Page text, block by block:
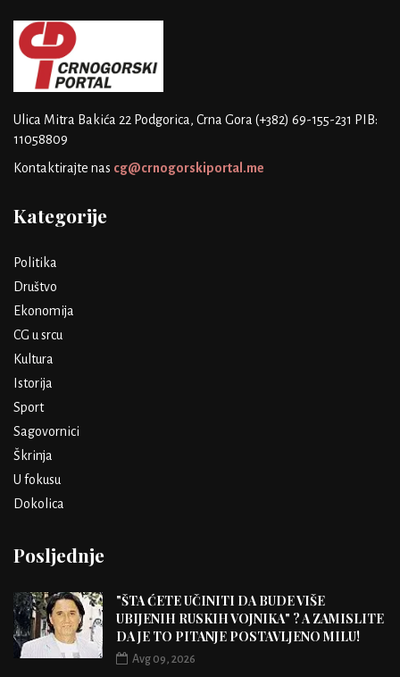
Ulica Mitra Bakića 22 Podgorica, Crna Gora (+382) 69-155-231 PIB:
11058809
Kontaktirajte nas cg@crnogorskiportal.me
Kategorije
Politika
Društvo
Ekonomija
CG u srcu
Kultura
Istorija
Sport
Sagovornici
Škrinja
U fokusu
Dokolica
Posljednje
"ŠTA ĆETE UČINITI DA BUDE VIŠE
UBIJENIH RUSKIH VOJNIKA" ? A ZAMISLITE
DA JE TO PITANJE POSTAVLJENO MILU!
Avg 09, 2026